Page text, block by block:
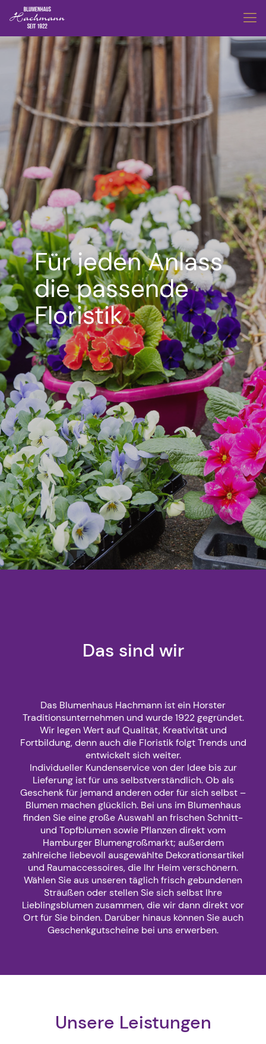
Für jeden Anlass
die passende
Floristik
Das sind wir
Das Blumenhaus Hachmann ist ein Horster
Traditionsunternehmen und wurde 1922 gegründet.
Wir legen Wert auf Qualität, Kreativität und
Fortbildung, denn auch die Floristik folgt Trends und
entwickelt sich weiter.
Individueller Kundenservice von der Idee bis zur
Lieferung ist für uns selbstverständlich. Ob als
Geschenk für jemand anderen oder für sich selbst –
Blumen machen glücklich. Bei uns im Blumenhaus
finden Sie eine große Auswahl an frischen Schnitt-
und Topfblumen sowie Pflanzen direkt vom
Hamburger Blumengroßmarkt; außerdem
zahlreiche liebevoll ausgewählte Dekorationsartikel
und Raumaccessoires, die Ihr Heim verschönern.
Wählen Sie aus unseren täglich frisch gebundenen
Sträußen oder stellen Sie sich selbst Ihre
Lieblingsblumen zusammen, die wir dann direkt vor
Ort für Sie binden. Darüber hinaus können Sie auch
Geschenkgutscheine bei uns erwerben.
Unsere Leistungen